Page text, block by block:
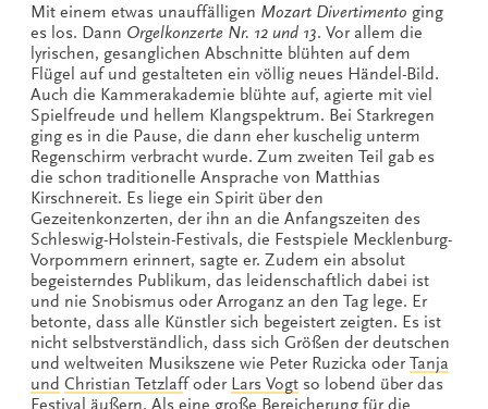
Mit einem etwas unauffälligen Mozart Divertimento ging
es los. Dann Orgelkonzerte Nr. 12 und 13. Vor allem die
lyrischen, gesanglichen Abschnitte blühten auf dem
Flügel auf und gestalteten ein völlig neues Händel-Bild.
Auch die Kammerakademie blühte auf, agierte mit viel
Spielfreude und hellem Klangspektrum. Bei Starkregen
ging es in die Pause, die dann eher kuschelig unterm
Regenschirm verbracht wurde. Zum zweiten Teil gab es
die schon traditionelle Ansprache von Matthias
Kirschnereit. Es liege ein Spirit über den
Gezeitenkonzerten, der ihn an die Anfangszeiten des
Schleswig-Holstein-Festivals, die Festspiele Mecklenburg-
Vorpommern erinnert, sagte er. Zudem ein absolut
begeisterndes Publikum, das leidenschaftlich dabei ist
und nie Snobismus oder Arroganz an den Tag lege. Er
betonte, dass alle Künstler sich begeistert zeigten. Es ist
nicht selbstverständlich, dass sich Größen der deutschen
und weltweiten Musikszene wie Peter Ruzicka oderTanja
und Christian Tetzlaff oder Lars Vogt so lobend über das
Festival äußern. Als eine große Bereicherung für die